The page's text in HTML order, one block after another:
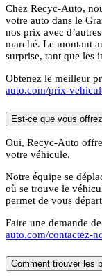
Chez Recyc-Auto,
votre auto dans le
nos prix avec
marché. Le montant
surprise, tant que les
Obtenez le meilleur
auto.com/prix-
Est-ce que vous
Oui, Recyc-Auto
votre véhicule.
Notre équipe se
où se trouve le
permet de vous
Faire une demande
auto.com/contactez-
Comment trouver les